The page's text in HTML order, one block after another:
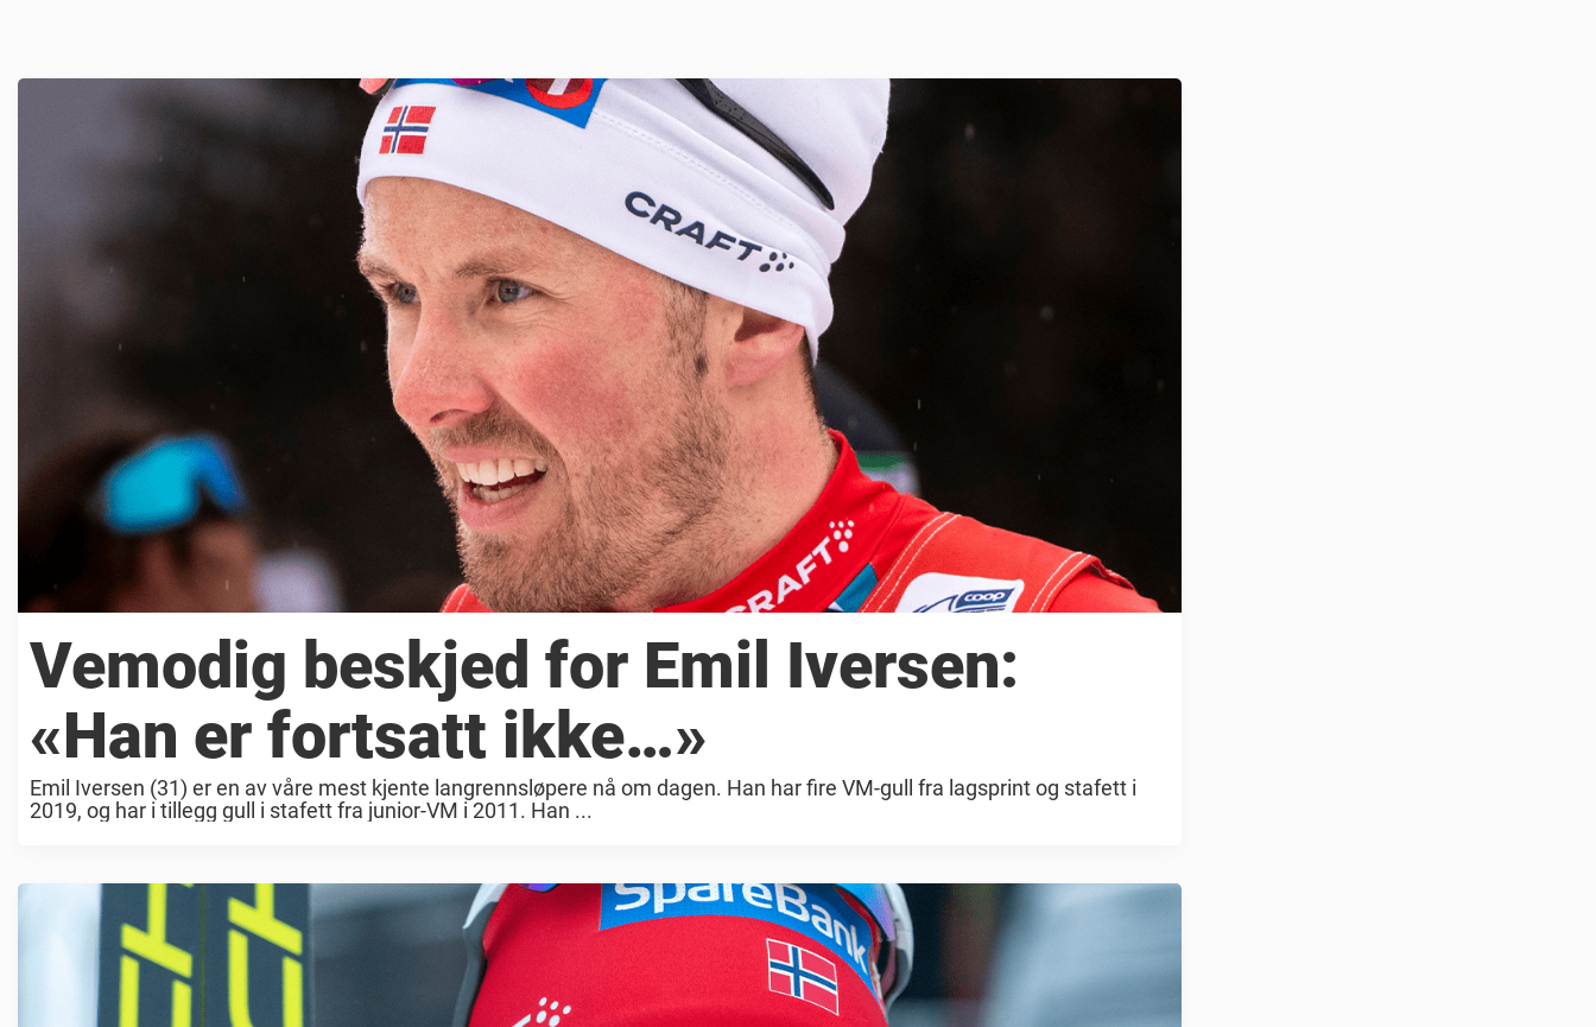
Vemodig beskjed for Emil Iversen:
«Han er fortsatt ikke…»
Emil Iversen (31) er en av våre mest kjente langrennsløpere nå om dagen. Han har fire VM-gull fra lagsprint og stafett i
2019, og har i tillegg gull i stafett fra junior-VM i 2011. Han ...